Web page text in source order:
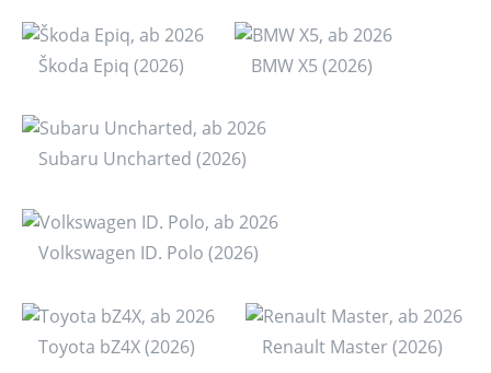
Škoda Epiq (2026) BMW X5 (2026)
Subaru Uncharted (2026)
Volkswagen ID. Polo (2026)
Toyota bZ4X (2026) Renault Master (2026)